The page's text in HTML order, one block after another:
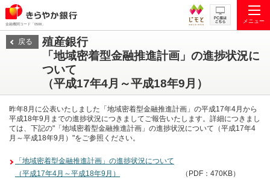
金融機関コード「0508」
メニュー
戻る
殖産銀行
「地域密着型金融推進計画」の進捗状況に
ついて
（平成17年4月～平成18年9月）
昨年8月に公表いたしました「地域密着型金融推進計画」の平成17年4月から
平成18年9月までの進捗状況につきましてご報告いたします。詳細につきまし
ては、下記の"「地域密着型金融推進計画」の進捗状況について（平成17年4
月～平成18年9月）"をご参照ください。
「地域密着型金融推進計画」の進捗状況について
（平成17年4月～平成18年9月）
（PDF：470KB）